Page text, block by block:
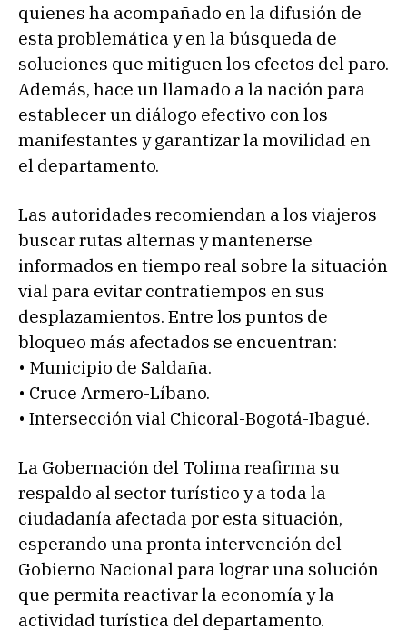
quienes ha acompañado en la difusión de
esta problemática y en la búsqueda de
soluciones que mitiguen los efectos del paro.
Además, hace un llamado a la nación para
establecer un diálogo efectivo con los
manifestantes y garantizar la movilidad en
el departamento.
Las autoridades recomiendan a los viajeros
buscar rutas alternas y mantenerse
informados en tiempo real sobre la situación
vial para evitar contratiempos en sus
desplazamientos. Entre los puntos de
bloqueo más afectados se encuentran:
• Municipio de Saldaña.
• Cruce Armero-Líbano.
• Intersección vial Chicoral-Bogotá-Ibagué.
La Gobernación del Tolima reafirma su
respaldo al sector turístico y a toda la
ciudadanía afectada por esta situación,
esperando una pronta intervención del
Gobierno Nacional para lograr una solución
que permita reactivar la economía y la
actividad turística del departamento.